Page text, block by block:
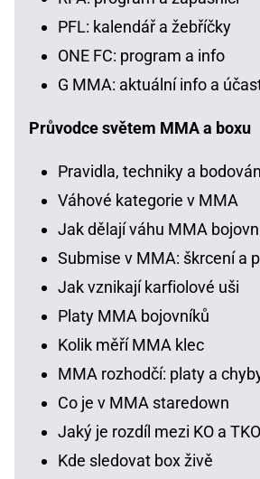
PFL: kalendář a žebříčky
ONE FC: program a info
G MMA: aktuální info a
Průvodce světem MMA a boxu
Pravidla, techniky a
Váhové kategorie v MMA
Jak dělají váhu MMA
Submise v MMA: škrcení a
Jak vznikají karfiolové uši
Platy MMA bojovníků
Kolik měří MMA klec
MMA rozhodčí: platy a
Co je v MMA staredown
Jaký je rozdíl mezi KO a TKO
Kde sledovat box živě